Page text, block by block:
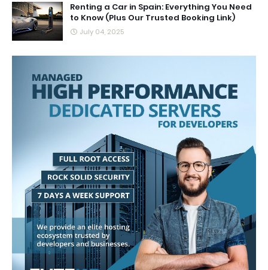
Renting a Car in Spain: Everything You Need
to Know (Plus Our Trusted Booking Link)
July 04, 2025